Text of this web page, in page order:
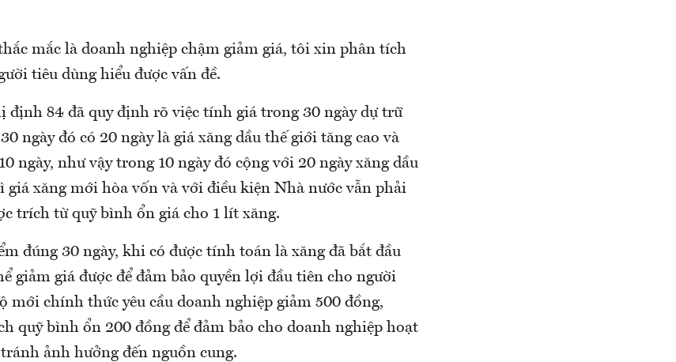
mắc là doanh nghiệp chậm giảm giá, tôi xin phân tích
tiêu dùng hiểu được vấn đề.
định 84 đã quy định rõ việc tính giá trong 30 ngày dự trữ
ngày đó có 20 ngày là giá xăng dầu thế giới tăng cao và
ngày, như vậy trong 10 ngày đó cộng với 20 ngày xăng dầu
xăng mới hòa vốn và với điều kiện Nhà nước vẫn phải
trích từ quỹ bình ổn giá cho 1 lít xăng.
đúng 30 ngày, khi có được tính toán là xăng đã bắt đầu
giảm giá được để đảm bảo quyền lợi đầu tiên cho người
mới chính thức yêu cầu doanh nghiệp giảm 500 đồng,
quỹ bình ổn 200 đồng để đảm bảo cho doanh nghiệp hoạt
ảnh hưởng đến nguồn cung.